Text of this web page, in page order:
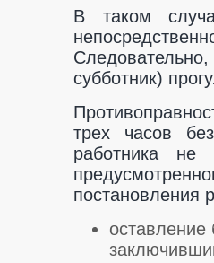
В таком
субботник)
трех часов
работника не
постановления
оставление